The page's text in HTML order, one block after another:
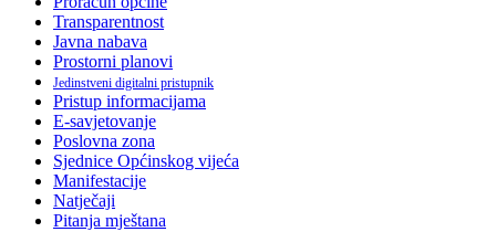
Transparentnost
Javna nabava
Prostorni planovi
Jedinstveni digitalni pristupnik
Pristup informacijama
E-savjetovanje
Poslovna zona
Sjednice Općinskog vijeća
Manifestacije
Natječaji
Pitanja mještana